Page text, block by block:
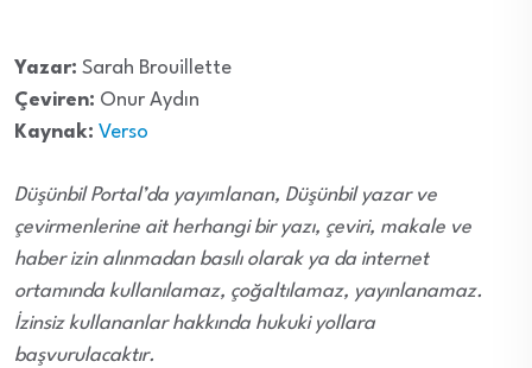
Yazar: Sarah Brouillette
Çeviren: Onur Aydın
Kaynak: Verso
Düşünbil Portal’da yayımlanan, Düşünbil yazar ve
çevirmenlerine ait herhangi bir yazı, çeviri, makale ve
haber izin alınmadan basılı olarak ya da internet
ortamında kullanılamaz, çoğaltılamaz, yayınlanamaz.
İzinsiz kullananlar hakkında hukuki yollara
başvurulacaktır.